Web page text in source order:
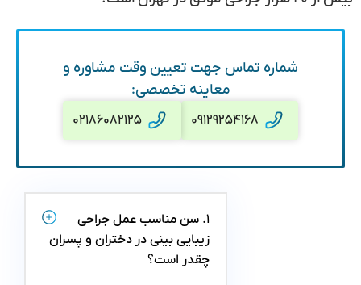
شماره تماس جهت تعیین وقت مشاوره و
معاینه تخصصی:
۰۹۱۲۹۲۵۴۱۶۸ ۰۲۱۸۶۰۸۲۱۲۵
۱. سن مناسب عمل جراحی
زیبایی بینی در دختران و پسران
چقدر است؟